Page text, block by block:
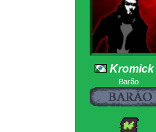
Kromick
Barão